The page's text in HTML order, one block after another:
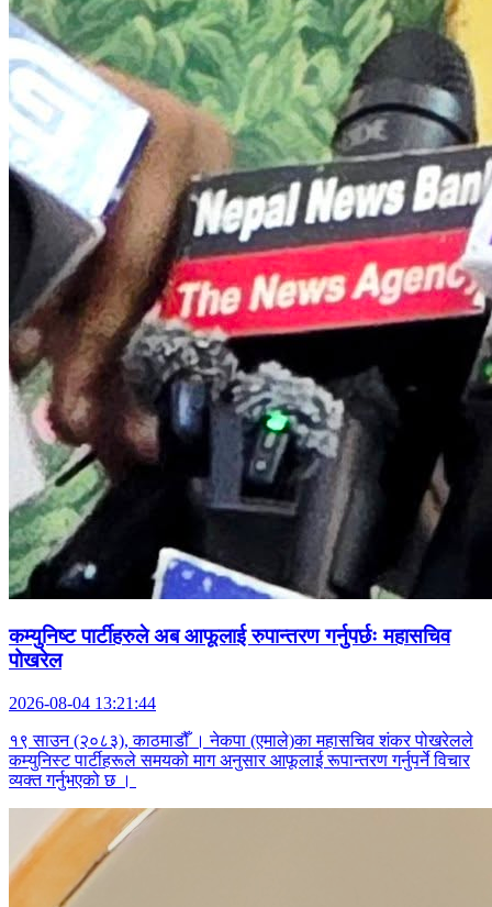
कम्युनिष्ट पार्टीहरुले अब आफूलाई रुपान्तरण गर्नुपर्छः महासचिव
पोखरेल
2026-08-04 13:21:44
१९ साउन (२०८३), काठमाडौँ । नेकपा (एमाले)का महासचिव शंकर पोखरेलले
कम्युनिस्ट पार्टीहरूले समयको माग अनुसार आफूलाई रूपान्तरण गर्नुपर्ने विचार
व्यक्त गर्नुभएको छ ।